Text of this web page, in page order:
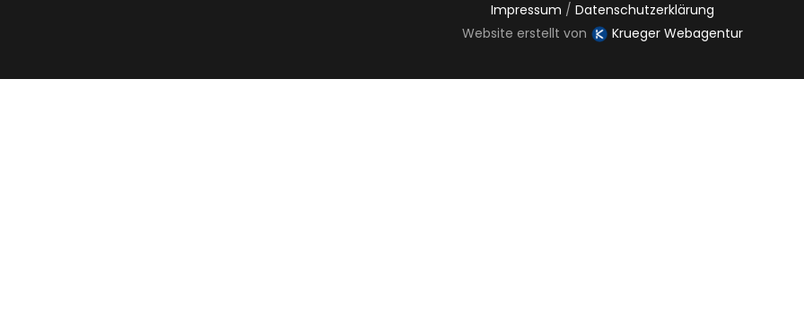
Impressum /Datenschutzerklärung
Website erstellt von
Krueger Webagentur